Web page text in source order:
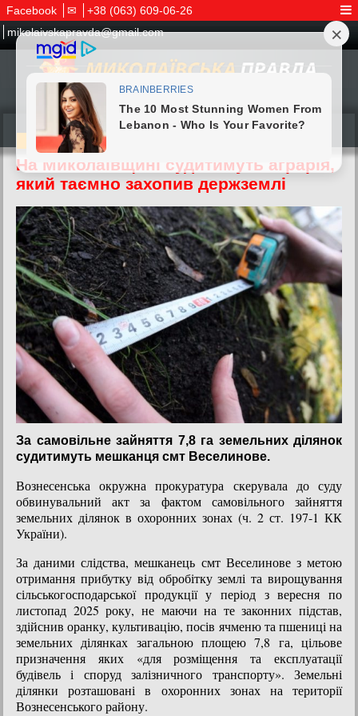
Facebook ✉
+38 (063) 609-06-26
mikolaivskapravda@gmail.com
06.07.2026
На Миколаївщині судитимуть аграрія,
який таємно захопив держземлі
За самовільне зайняття 7,8 га земельних ділянок
судитимуть мешканця смт Веселинове.
Вознесенська окружна прокуратура скерувала до суду
обвинувальний акт за фактом самовільного зайняття
земельних ділянок в охоронних зонах (ч. 2 ст. 197-1 КК
України).
За даними слідства, мешканець смт Веселинове з метою
отримання прибутку від обробітку землі та вирощування
сільськогосподарської продукції у період з вересня по
листопад 2025 року, не маючи на те законних підстав,
здійснив оранку, культивацію, посів ячменю та пшениці на
земельних ділянках загальною площею 7,8 га, цільове
призначення яких «для розміщення та експлуатації
будівель і споруд залізничного транспорту». Земельні
ділянки розташовані в охоронних зонах на території
Вознесенського району.